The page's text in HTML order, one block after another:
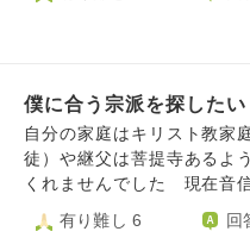
の宗派は浄土宗西山派(亡
いと感じています。空海様
様、木食弾誓様、弁栄様な
ています。 実は以前大正
近所の天台寺に弟子入りす
度は見送りました。結局、
僕に合う宗派を探したい
自分の家庭はキリスト教家
徒）や継父は菩提寺あるよ
くれませんでした 現在音信不通) 自分自身も11
いましたが、うちの家庭が
がやりたい放題にめちゃく
有り難し 6 回